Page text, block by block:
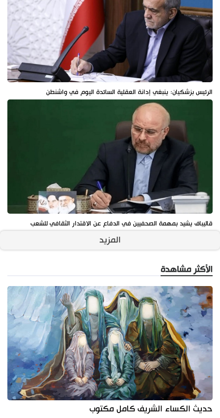
الرئيس بزشكيان: ينبغي إدانة العقلية السائدة اليوم في واشنطن
قاليباف يشيد بمهمة الصحفيين في الدفاع عن الاقتدار الثقافي للشعب
المزيد
الأكثر مشاهدة
حديث الكساء الشريف كامل مكتوب